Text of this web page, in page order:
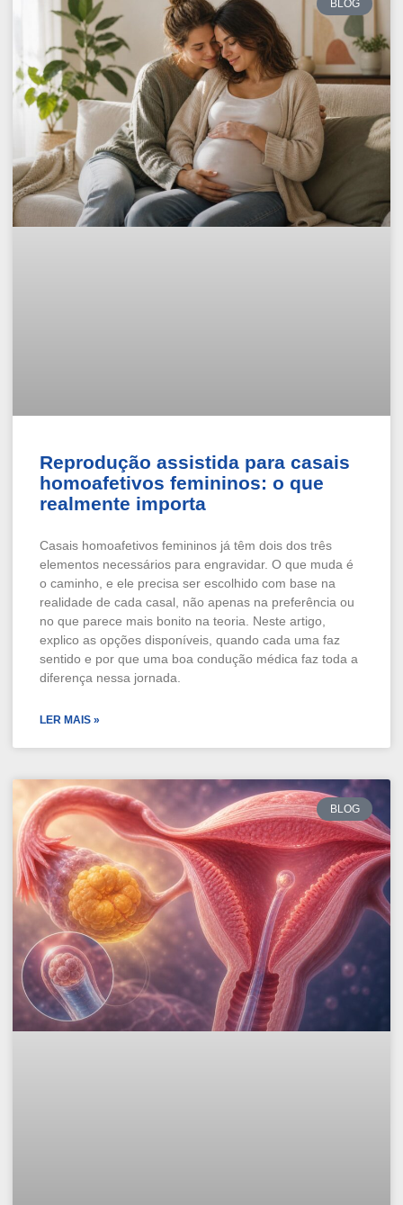
BLOG
Reprodução assistida para casais
homoafetivos femininos: o que
realmente importa
Casais homoafetivos femininos já têm dois dos três
elementos necessários para engravidar. O que muda é
o caminho, e ele precisa ser escolhido com base na
realidade de cada casal, não apenas na preferência ou
no que parece mais bonito na teoria. Neste artigo,
explico as opções disponíveis, quando cada uma faz
sentido e por que uma boa condução médica faz toda a
diferença nessa jornada.
LER MAIS »
BLOG